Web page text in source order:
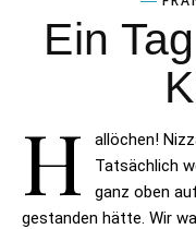
Ein
H
allöchen!
Tatsächlich
ganz oben
gestanden hätte. Wir